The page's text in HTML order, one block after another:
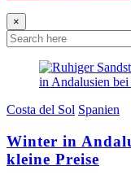
×
Costa del Sol Spanien
Winter in
kleine Preise